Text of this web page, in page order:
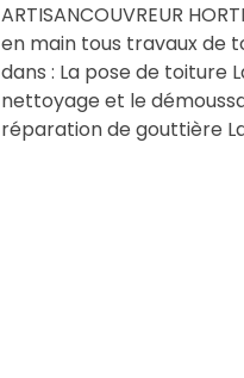
ARTISANCOUVREUR
en main tous travaux de
dans : La pose de toiture
nettoyage et le
réparation de gouttière